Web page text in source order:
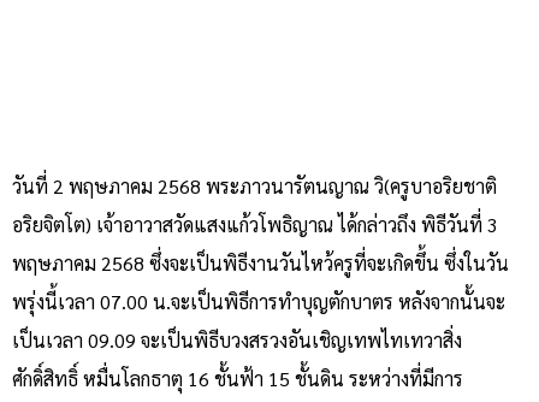
วันที่ 2 พฤษภาคม 2568 พระภาวนารัตนญาณ วิ(ครูบาอริยชาติ
อริยจิตโต) เจ้าอาวาสวัดแสงแก้วโพธิญาณ ได้กล่าวถึง พิธีวันที่ 3
พฤษภาคม 2568 ซึ่งจะเป็นพิธีงานวันไหว้ครูที่จะเกิดขึ้น ซึ่งในวัน
พรุ่งนี้เวลา 07.00 น.จะเป็นพิธีการทำบุญตักบาตร หลังจากนั้นจะ
เป็นเวลา 09.09 จะเป็นพิธีบวงสรวงอันเชิญเทพไทเทวาสิ่ง
ศักดิ์สิทธิ์ หมื่นโลกธาตุ 16 ชั้นฟ้า 15 ชั้นดิน ระหว่างที่มีการ